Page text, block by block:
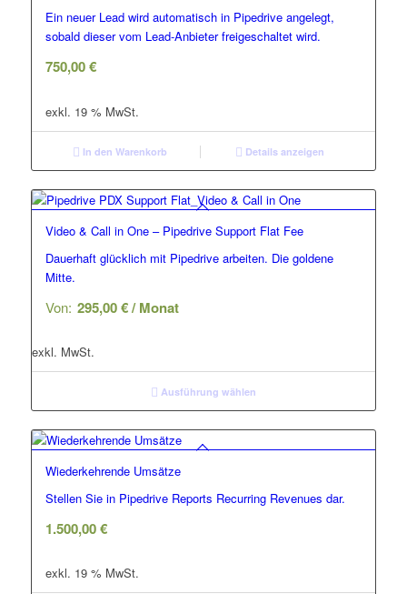
Ein neuer Lead wird automatisch in Pipedrive angelegt,
sobald dieser vom Lead-Anbieter freigeschaltet wird.
750,00€
exkl. 19 % MwSt.
In den Warenkorb Details anzeigen
Video & Call in One – Pipedrive Support Flat Fee
Dauerhaft glücklich mit Pipedrive arbeiten. Die goldene
Mitte.
Von: 295,00€ / Monat
exkl. MwSt.
Ausführung wählen
Wiederkehrende Umsätze
Stellen Sie in Pipedrive Reports Recurring Revenues dar.
1.500,00€
exkl. 19 % MwSt.